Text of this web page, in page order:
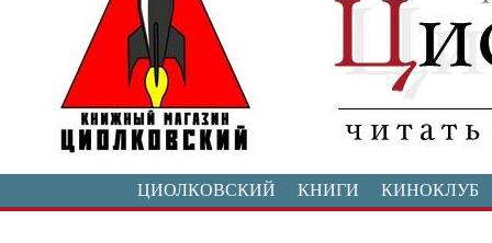
ЦИОЛКОВСКИЙ КНИГИ КИНОКЛУБ